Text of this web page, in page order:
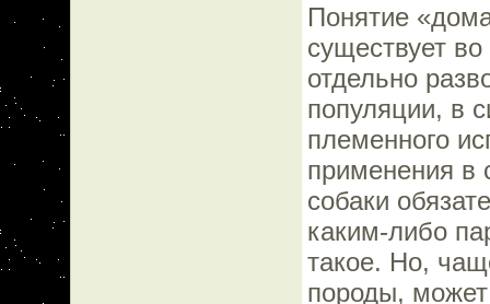
Понятие
существует
отдельно
популяции, в
племенного
применения в
собаки
каким-либо
такое. Но,
породы,